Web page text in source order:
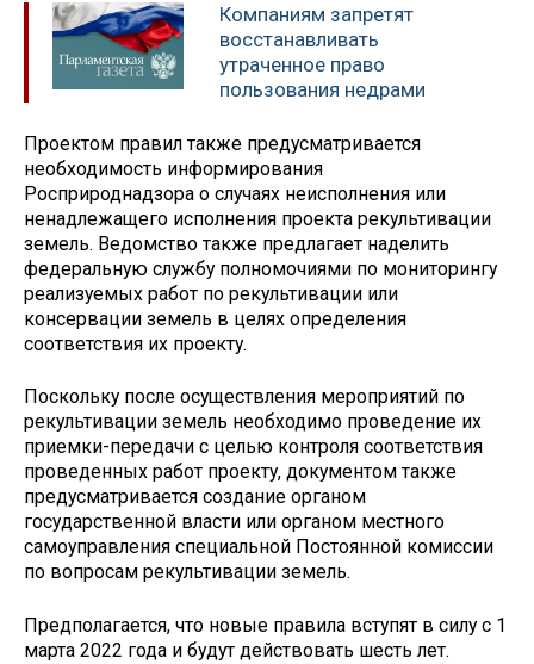
Компаниям запретят
восстанавливать
утраченное право
пользования недрами
Проектом правил также предусматривается
необходимость информирования
Росприроднадзора о случаях неисполнения или
ненадлежащего исполнения проекта рекультивации
земель. Ведомство также предлагает наделить
федеральную службу полномочиями по мониторингу
реализуемых работ по рекультивации или
консервации земель в целях определения
соответствия их проекту.
Поскольку после осуществления мероприятий по
рекультивации земель необходимо проведение их
приемки-передачи с целью контроля соответствия
проведенных работ проекту, документом также
предусматривается создание органом
государственной власти или органом местного
самоуправления специальной Постоянной комиссии
по вопросам рекультивации земель.
Предполагается, что новые правила вступят в силу с 1
марта 2022 года и будут действовать шесть лет.